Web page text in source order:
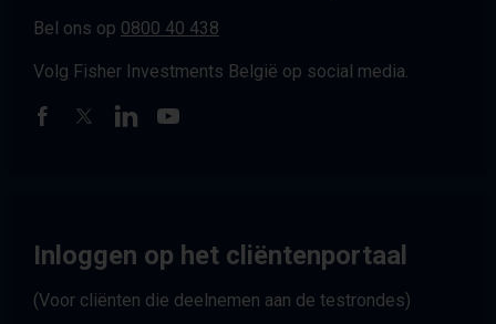
Bel ons op 0800 40 438
Volg Fisher Investments België op social media.
Inloggen op het cliëntenportaal
(Voor cliënten die deelnemen aan de testrondes)